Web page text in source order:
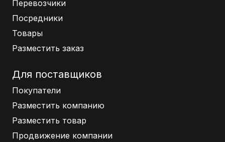
Перевозчики
Посредники
Товары
Разместить заказ
Для поставщиков
Покупатели
Разместить компанию
Разместить товар
Продвижение компании